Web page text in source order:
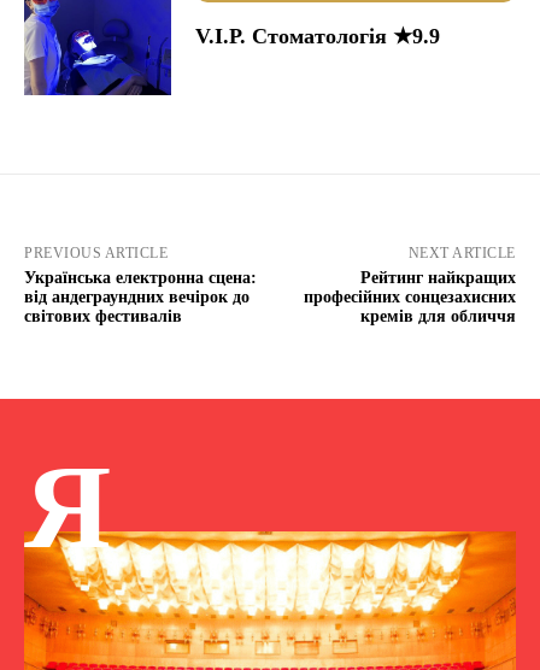
V.I.P. Стоматологія ★9.9
PREVIOUS ARTICLE
Українська електронна сцена:
від андеграундних вечірок до
світових фестивалів
NEXT ARTICLE
Рейтинг найкращих
професійних сонцезахисних
кремів для обличчя
Я